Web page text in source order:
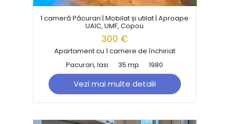
1 cameră Păcurari | Mobilat și utilat | Aproape
UAIC, UMF, Copou
300 €
Apartament cu 1 camere de închiriat
Pacurari, Iasi
35 mp 1980
Vezi mai multe detalii